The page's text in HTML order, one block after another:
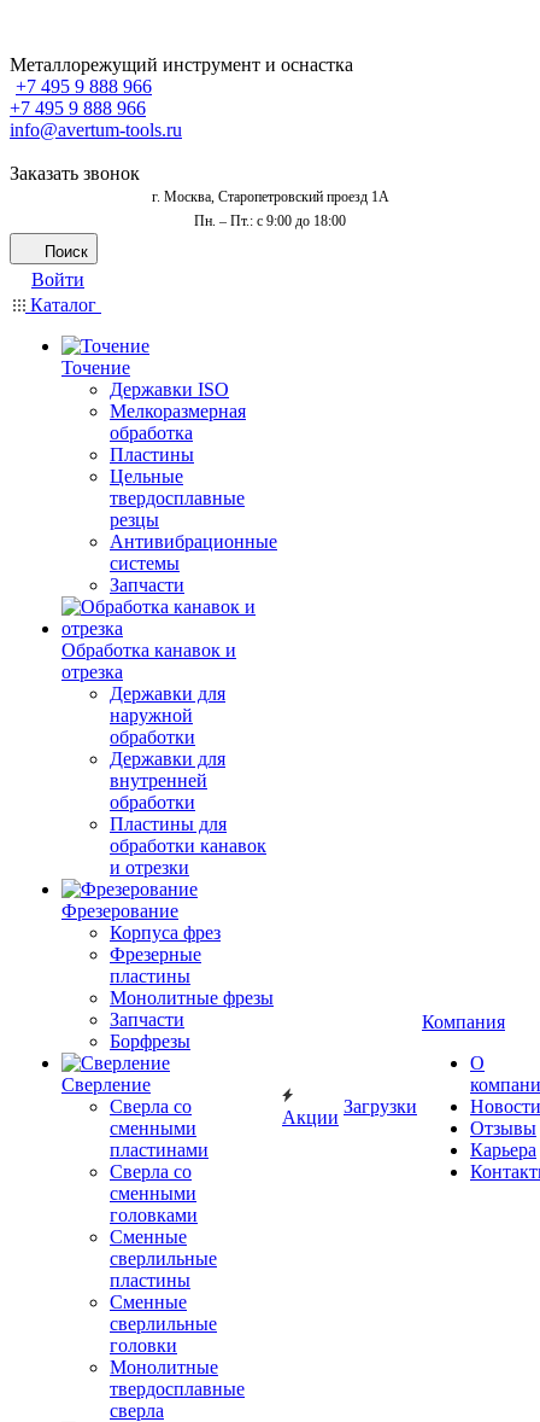
Металлорежущий инструмент и оснастка
+7 495 9 888 966
+7 495 9 888 966
info@avertum-tools.ru
Заказать звонок
г. Москва, Старопетровский проезд 1А
Пн. – Пт.: с 9:00 до 18:00
Поиск
Войти
Каталог
Точение
Державки ISO
Мелкоразмерная
обработка
Пластины
Цельные
твердосплавные
резцы
Антивибрационные
системы
Запчасти
Обработка канавок и
отрезка
Державки для
наружной
обработки
Державки для
внутренней
обработки
Пластины для
обработки канавок
и отрезки
Фрезерование
Корпуса фрез
Фрезерные
пластины
Монолитные фрезы
Запчасти
Борфрезы
Сверление
Сверла со
сменными
пластинами
Сверла со
сменными
головками
Сменные
сверлильные
пластины
Сменные
сверлильные
головки
Монолитные
твердосплавные
сверла
Акции
Загрузки
Компания
О
Новости
Отзывы
Карьера